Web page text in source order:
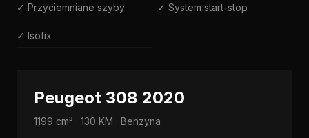
✓ Przyciemniane szyby ✓ System start-stop
✓ Isofix
Peugeot 308 2020
1199 cm³ · 130 KM · Benzyna